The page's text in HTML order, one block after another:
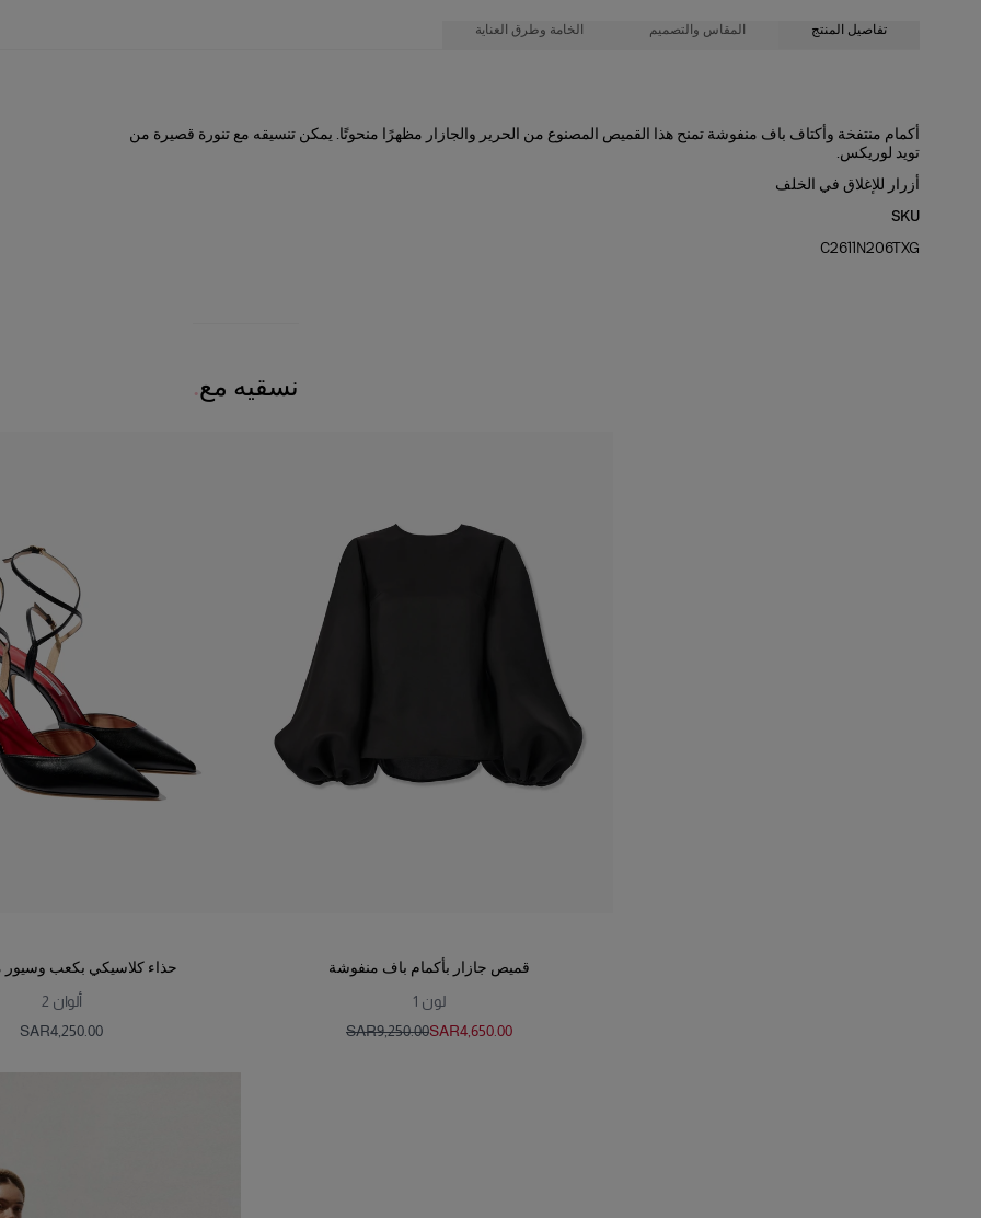
تفاصيل المنتج المقاس والتصميم الخامة وطرق العناية
أكمام منتفخة وأكتاف باف منفوشة تمنح هذا القميص المصنوع من الحرير والجازار مظهرًا منحوتًا. يمكن تنسيقه مع تنورة قصيرة من
تويد لوريكس.
أزرار للإغلاق في الخلف
SKU
C2611N206TXG
قصّة عادية
خامة متوسطة الوزن من قماش الجازار الحريري
طول العارضة 175 سم/ 5 أقدام و9 بوصات، وترتدي المقاس الأمريكي 2
تعليمات الغسيل
تنظيف جاف فقط
نسقيه مع
حذاء كلاسيكي بكعب وسيور
2 ألوان
SAR‌4,250.00
قميص جازار بأكمام باف منفوشة
1 لون
SAR‌9,250.00SAR‌4,650.00